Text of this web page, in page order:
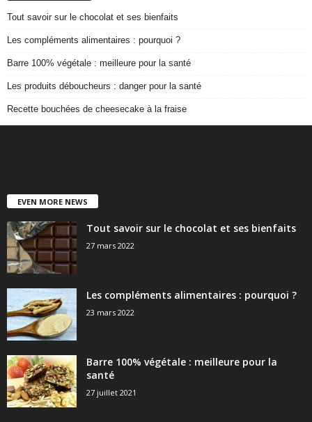
Tout savoir sur le chocolat et ses bienfaits
Les compléments alimentaires : pourquoi ?
Barre 100% végétale : meilleure pour la santé
Les produits déboucheurs : danger pour la santé
Recette bouchées de cheesecake à la fraise
EVEN MORE NEWS
Tout savoir sur le chocolat et ses bienfaits
27 mars 2022
Les compléments alimentaires : pourquoi ?
23 mars 2022
Barre 100% végétale : meilleure pour la
santé
27 juillet 2021